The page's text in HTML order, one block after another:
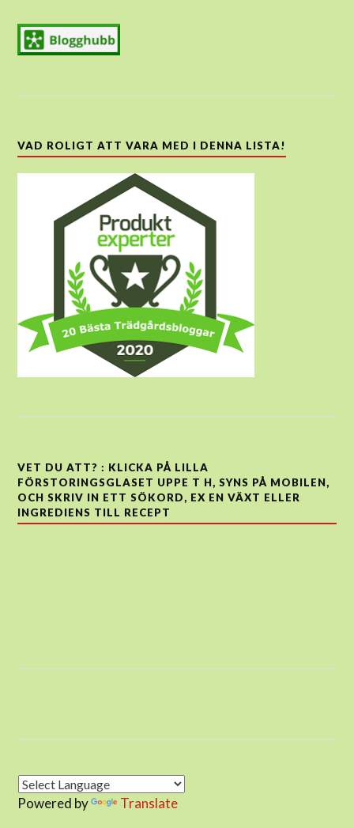
VAD ROLIGT ATT VARA MED I DENNA LISTA!
VET DU ATT? : KLICKA PÅ LILLA
FÖRSTORINGSGLASET UPPE T H, SYNS PÅ MOBILEN,
OCH SKRIV IN ETT SÖKORD, EX EN VÄXT ELLER
INGREDIENS TILL RECEPT
Powered by Translate